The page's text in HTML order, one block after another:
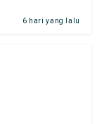
6 hari yang lalu